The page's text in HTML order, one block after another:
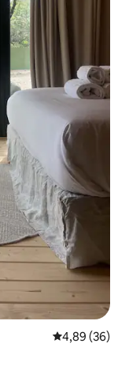
Średnia
4,89 (36)